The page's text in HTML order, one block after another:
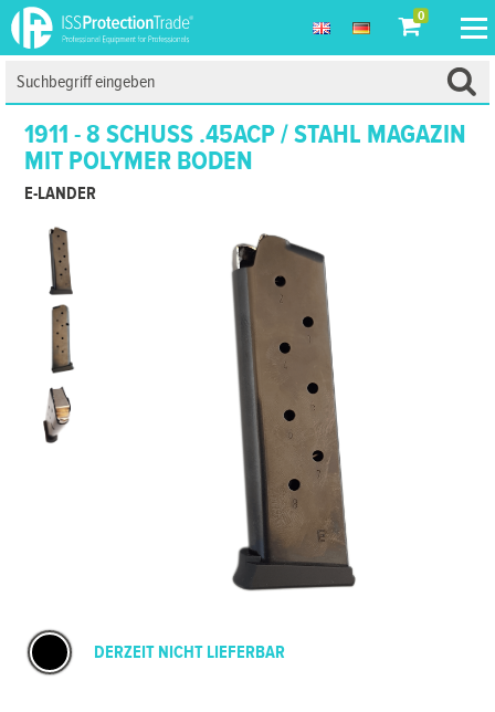
0
1911 - 8 SCHUSS .45ACP / STAHL MAGAZIN
MIT POLYMER BODEN
E-LANDER
DERZEIT NICHT LIEFERBAR